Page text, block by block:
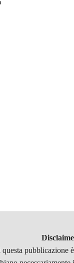
pubblicazione